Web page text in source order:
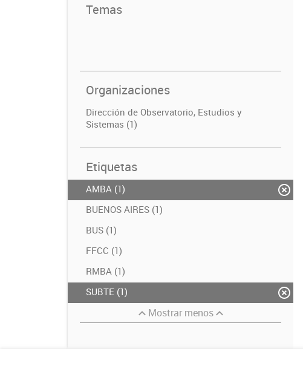
Temas
Organizaciones
Dirección de Observatorio, Estudios y
Sistemas (1)
Etiquetas
AMBA (1)
BUENOS AIRES (1)
BUS (1)
FFCC (1)
RMBA (1)
SUBTE (1)
Mostrar menos